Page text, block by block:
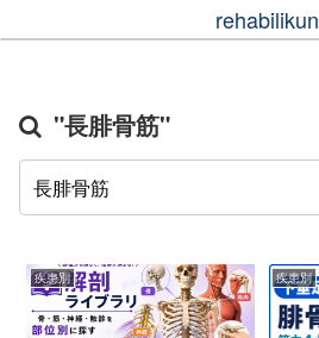
rehabilikun
"長腓骨筋"
疾患別 疾患別